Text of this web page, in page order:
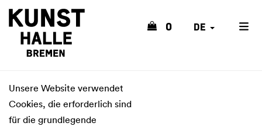
0 DE
Unsere Website verwendet
Cookies, die erforderlich sind
für die grundlegende